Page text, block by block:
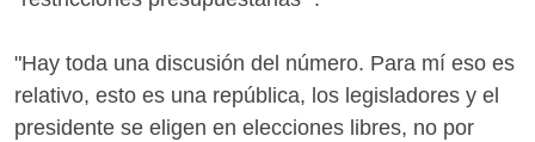
"Hay toda una discusión del número. Para mí eso es
relativo, esto es una república, los legisladores y el
presidente se eligen en elecciones libres, no por